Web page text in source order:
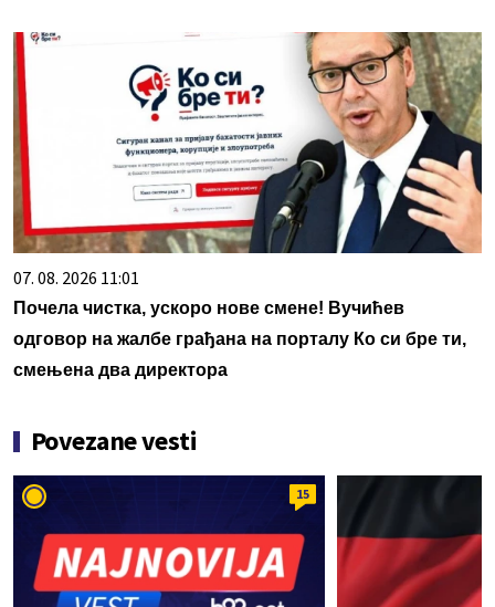
07. 08. 2026 11:01
Почела чистка, ускоро нове смене! Вучићев
одговор на жалбе грађана на порталу Ко си бре ти,
смењена два директора
Povezane vesti
15